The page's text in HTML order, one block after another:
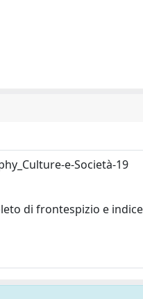
e-Società-19
di frontespizio e